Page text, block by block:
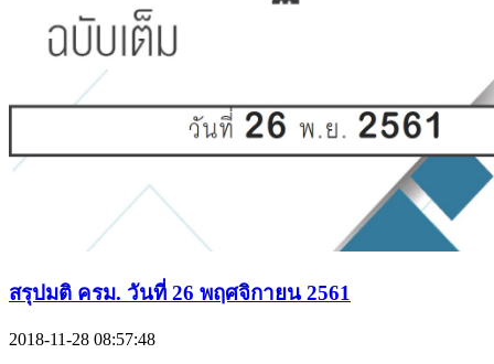
สรุปมติ ครม. วันที่ 26 พฤศจิกายน 2561
2018-11-28 08:57:48